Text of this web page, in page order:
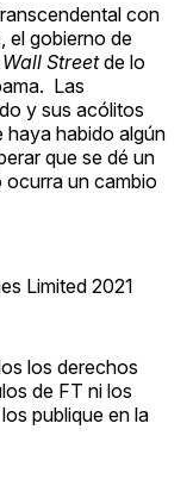
con
el gobierno de
Wall Streetde lo
Las
y sus acólitos
haya habido algún
que se dé un
un cambio
Limited 2021
los derechos
de FT ni los
publique en la